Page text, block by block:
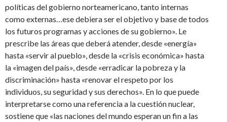
políticas del gobierno norteamericano, tanto internas
como externas…ese debiera ser el objetivo y base de todos
los futuros programas y acciones de su gobierno». Le
prescribe las áreas que deberá atender, desde «energía»
hasta «servir al pueblo», desde la «crisis económica» hasta
la «imagen del país», desde «erradicar la pobreza y la
discriminación» hasta «renovar el respeto por los
individuos, su seguridad y sus derechos». En lo que puede
interpretarse como una referencia a la cuestión nuclear,
sostiene que «las naciones del mundo esperan un fin a las